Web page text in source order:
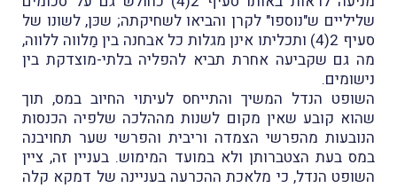
שליליים ש"נוספו" לקרן והביאו לשחיקתה; שכּן, לשונו של
סעיף 2(4) ותכליתו אינן מגלות כל אבחנה בין מַלווה ללווה,
מה גם שקביעה אחרת תביא להפליה בלתי-מוצדקת בין
נישומים.
השופט הנדל המשיך והתייחס לעיתוי החיוב במס, תוך
שהוא קובע שאין מקום לשנות מההלכה שלפיה הכנסות
הנובעות מהפרשי הצמדה וריבית והפרשי שער תחויבנה
במס בעת הצטברותן ולא במועד המימוש. בעניין זה, ציין
השופט הנדל, כי מלאכת ההכרעה בעניינה של דמקא קלה